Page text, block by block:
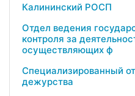
Калининский РОСП
Отдел ведения
контроля за
осуществляющих ф
Специализированный
дежурства